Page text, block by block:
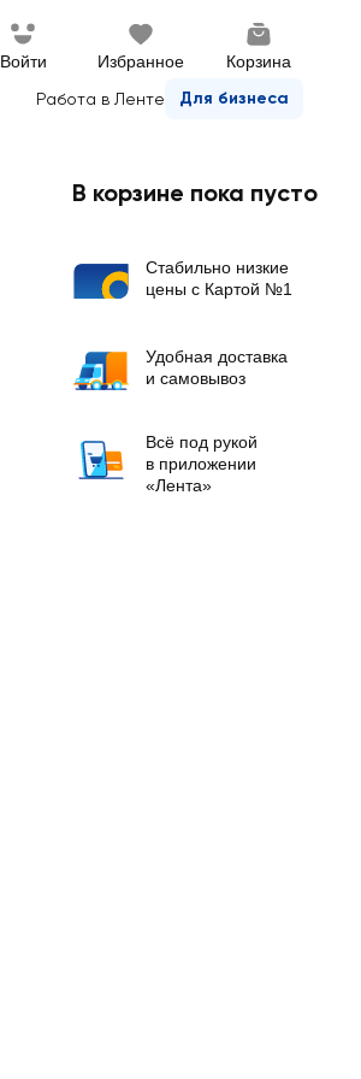
Войти Избранное
Корзина
Работа в Ленте
Для бизнеса
В корзине пока пусто
Стабильно низкие
цены с Картой №1
Удобная доставка
и самовывоз
Всё под рукой
в приложении
«Лента»